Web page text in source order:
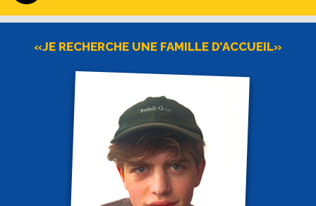
«JE RECHERCHE UNE FAMILLE D’ACCUEIL»